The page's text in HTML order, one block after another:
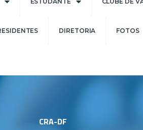
DIRETORIA FOTOS
CRA-DF